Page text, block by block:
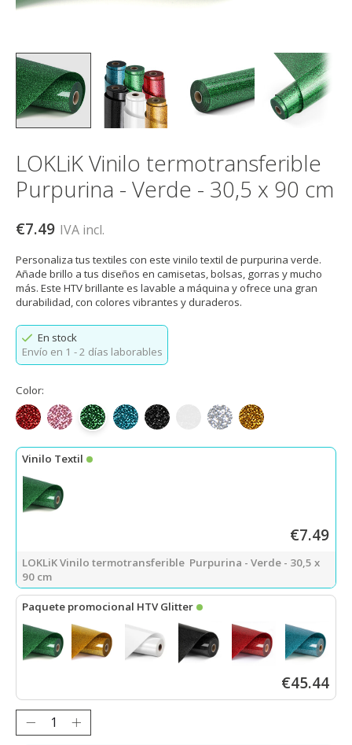
LOKLiK Vinilo termotransferible
Purpurina - Verde - 30,5 x 90 cm
€7.49 IVA incl.
Personaliza tus textiles con este vinilo textil de purpurina verde.
Añade brillo a tus diseños en camisetas, bolsas, gorras y mucho
más. Este HTV brillante es lavable a máquina y ofrece una gran
durabilidad, con colores vibrantes y duraderos.
En stock
Envío en 1 - 2 días laborables
Color:
Rojo brillante
Rosa con purpurina
Verde con purpurina
Azul claro con purpurina
Negro con purpurina
Blanco con purpurina
Plateado con purpurina
Dorado con
Vinilo Textil
€7.49
LOKLiK Vinilo termotransferible Purpurina - Verde - 30,5 x
90 cm
Paquete promocional HTV Glitter
€45.44
LOKLiK Vinilo Textil - Verde - 30,5 x 90 cm +Vinilo Textil - Dorado
Cantidad: